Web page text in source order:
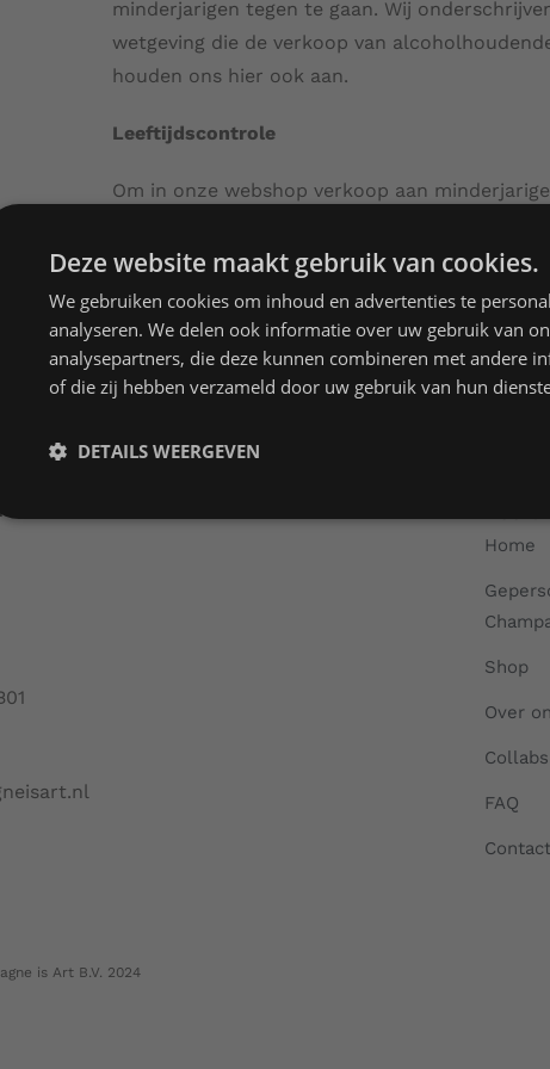
minderjarigen tegen te gaan. Wij
wetgeving die de verkoop van
houden ons hier ook aan.
Leeftijdscontrole
Om in onze webshop verkoop aan
er bij de aflevering ook een leeftijdscontrole
is Art B.V.
Home
Shop
Over
Collabs
FAQ
Contact
is Art B.V. 2024
Deze website maakt gebruik van cookies.
We gebruiken cookies om inhoud en advertenties te
analyseren. We delen ook informatie over uw gebruik van
analysepartners, die deze kunnen combineren met andere
of die zij hebben verzameld door uw gebruik van hun
DETAILS WEERGEVEN